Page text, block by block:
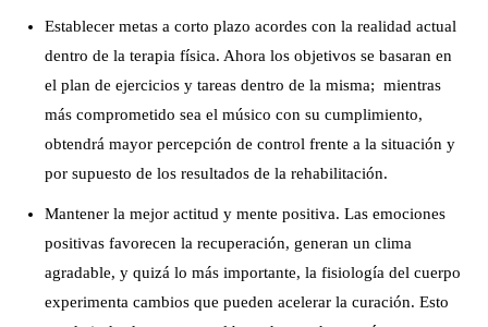
Establecer metas a corto plazo acordes con la realidad actual
dentro de la terapia física. Ahora los objetivos se basaran en
el plan de ejercicios y tareas dentro de la misma; mientras
más comprometido sea el músico con su cumplimiento,
obtendrá mayor percepción de control frente a la situación y
por supuesto de los resultados de la rehabilitación.
Mantener la mejor actitud y mente positiva. Las emociones
positivas favorecen la recuperación, generan un clima
agradable, y quizá lo más importante, la fisiología del cuerpo
experimenta cambios que pueden acelerar la curación. Esto